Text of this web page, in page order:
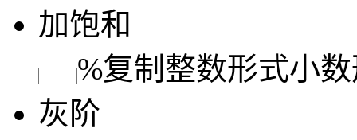
加饱和
%复制 整数形式小
灰阶